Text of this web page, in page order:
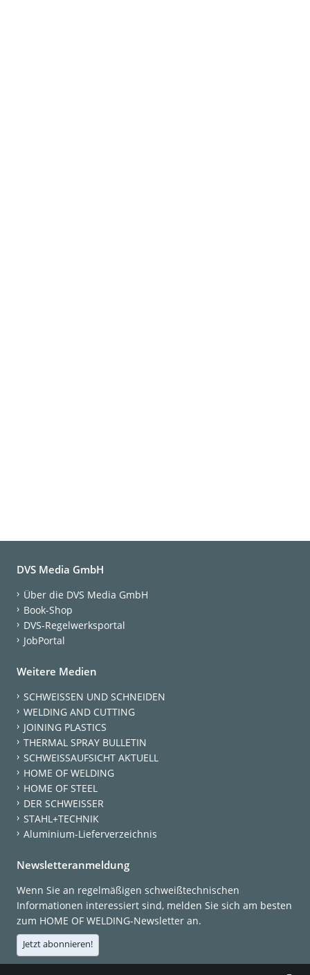
DVS Media GmbH
Über die DVS Media GmbH
Book-Shop
DVS-Regelwerksportal
JobPortal
Weitere Medien
SCHWEISSEN UND SCHNEIDEN
WELDING AND CUTTING
JOINING PLASTICS
THERMAL SPRAY BULLETIN
SCHWEISSAUFSICHT AKTUELL
HOME OF WELDING
HOME OF STEEL
DER SCHWEISSER
STAHL+TECHNIK
Aluminium-Lieferverzeichnis
Newsletteranmeldung
Wenn Sie an regelmäßigen schweißtechnischen
Informationen interessiert sind, melden Sie sich am besten
zum HOME OF WELDING-Newsletter an.
Jetzt abonnieren!